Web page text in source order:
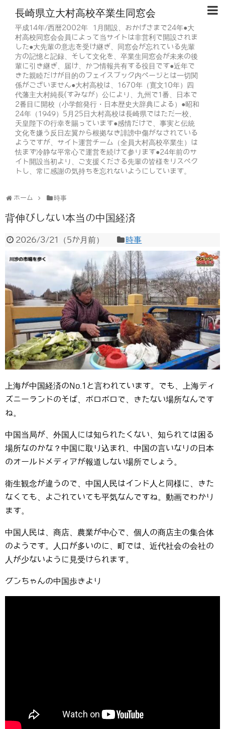
長崎県立大村高校卒業生同窓会
平成14年/西暦2002年 1月開設、おかげさまで24年●大
村高校同窓会会員によって当サイトは非営利で開設されま
した●大先輩の意志を受け継ぎ、同窓会が忘れている先輩
方の記憶と記録、そして文化を、卒業生同窓会が未来の後
輩に引き継ぎ、届け、かつ情報共有する役目です●近年で
きた親睦だけが目的のフェイスブック内ページとは一切関
係がございません●大村高校は、1670年（寛文10年）四
代藩主大村純長(すみなが）公により、九州で1番、日本で
2番目に開校（小学館発行・日本歴史大辞典による）●昭和
24年（1949）5月25日大村高校は長崎県ではただ一校、
天皇陛下の行幸を賜っています●感情だけで、事実と伝統
文化を嫌う反日左翼から根拠なき誹謗中傷がなされている
ようですが、サイト運営チーム（全員大村高校卒業生）は
怯まず冷静な平常心で運営を続けて参ります●24年前のサ
イト開設当初より、ご支援くださる先輩の皆様をリスペク
トし、常に感謝の気持ちを忘れないようにしています。
ホーム 時事
背伸びしない本当の中国経済
2026/3/21 （5か月前） 時事
上海が中国経済のNo.1と言われています。でも、上海ディ
ズニーランドのそば、ボロボロで、きたない場所なんです
ね。
中国当局が、外国人には知られたくない、知られては困る
場所なのかな？中国に取り込まれ、中国の言いなりの日本
のオールドメディアが報道しない場所でしょう。
衛生観念が違うので、中国人民はインド人と同様に、きた
なくても、よごれていても平気なんですね。動画でわかり
ます。
中国人民は、商店、農業が中心で、個人の商店主の集合体
のようです。人口が多いのに、町では、近代社会の会社の
人が少ないように見受けられます。
グンちゃんの中国歩きより